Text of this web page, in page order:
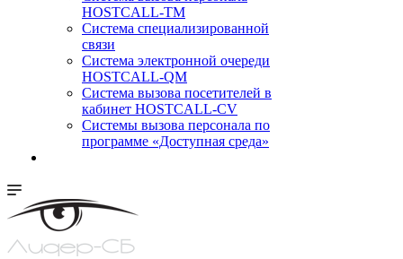
HOSTCALL-TM
Система специализированной
связи
Система электронной очереди
HOSTCALL-QM
Cистема вызова посетителей в
кабинет HOSTCALL-CV
Системы вызова персонала по
программе «Доступная среда»